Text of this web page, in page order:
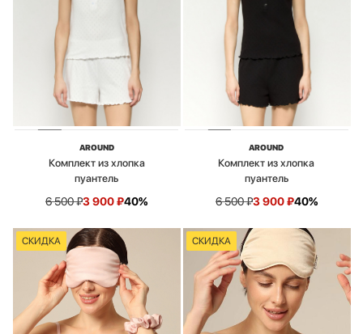
AROUND
Комплект из хлопка
пуантель
6 500₽3 900₽40%
AROUND
Комплект из хлопка
пуантель
6 500₽3 900₽40%
СКИДКА СКИДКА